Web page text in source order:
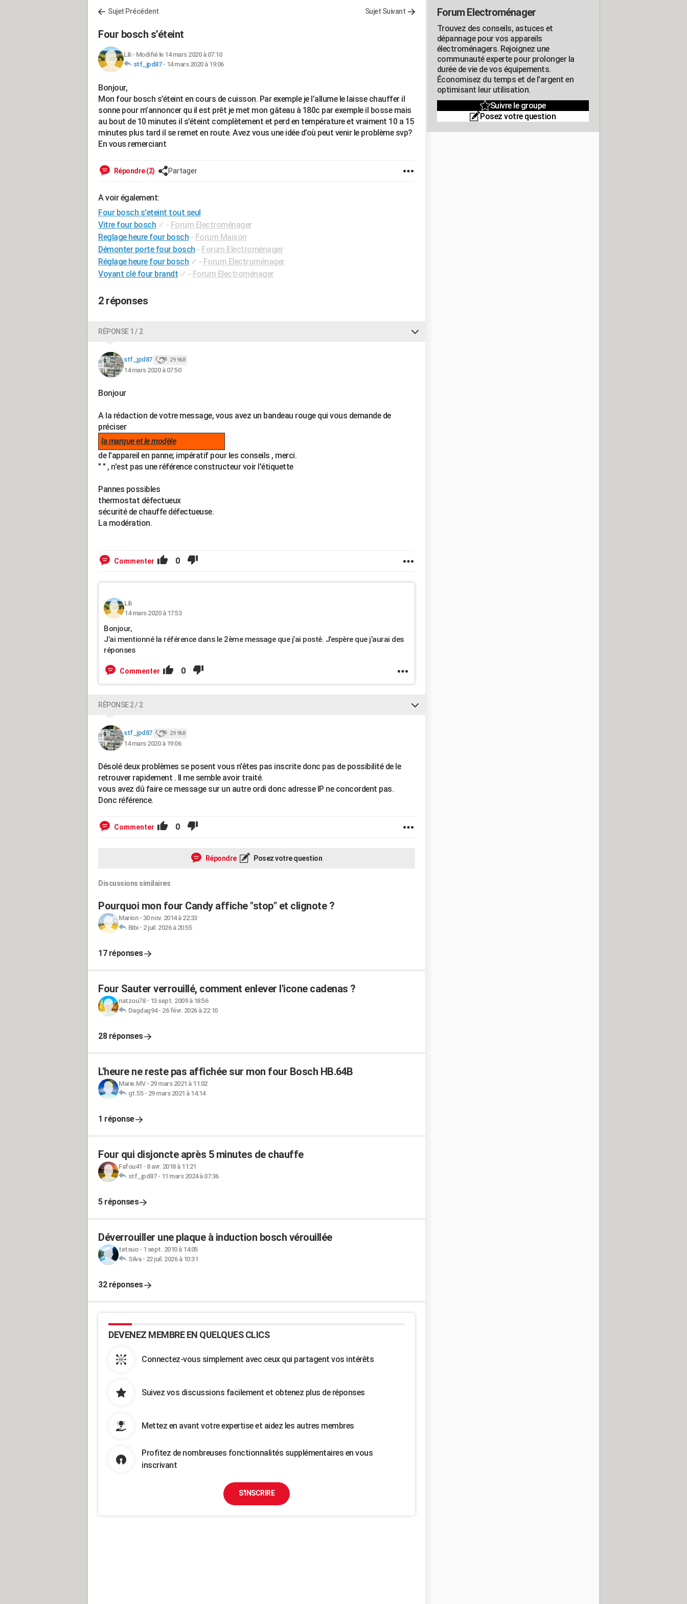
Sujet Précédent Sujet Suivant
Four bosch s’éteint
Lili- Modifié le 14 mars 2020 à 07:10
stf_jpd87- 14 mars 2020 à 19:06
Bonjour,
Mon four bosch s’éteint en cours de cuisson. Par exemple je l’allume le laisse chauffer il
sonne pour m’annoncer qu il est prêt je met mon gâteau à 180c par exemple il bosse mais
au bout de 10 minutes il s’éteint complètement et perd en température et vraiment 10 a 15
minutes plus tard il se remet en route. Avez vous une idée d’où peut venir le problème svp?
En vous remerciant
Répondre (2) Partager
A voir également:
Four bosch s'eteint tout seul
Vitre four bosch ✓ - Forum Electroménager
Reglage heure four bosch - Forum Maison
Démonter porte four bosch - Forum Electroménager
Réglage heure four bosch ✓ - Forum Electroménager
Voyant clé four brandt ✓ - Forum Electroménager
2 réponses
RÉPONSE 1 / 2
stf_jpd87 29 968
14 mars 2020 à 07:50
Bonjour
A la rédaction de votre message, vous avez un bandeau rouge qui vous demande de
préciser
la marque et le modèle
de l'appareil en panne; impératif pour les conseils , merci.
" " , n'est pas une référence constructeur voir l'étiquette
Pannes possibles
thermostat défectueux
sécurité de chauffe défectueuse.
La modération.
Commenter 0
Lili
14 mars 2020 à 17:53
Bonjour,
J’ai mentionné la référence dans le 2ème message que j’ai posté. J’espère que j’aurai des
réponses
Commenter 0
RÉPONSE 2 / 2
stf_jpd87 29 968
14 mars 2020 à 19:06
Désolé deux problèmes se posent vous n'êtes pas inscrite donc pas de possibilité de le
retrouver rapidement . Il me semble avoir traité.
vous avez dû faire ce message sur un autre ordi donc adresse IP ne concordent pas.
Donc référence.
Commenter 0
Répondre Posez votre question
Discussions similaires
Pourquoi mon four Candy affiche "stop" et clignote ?
Marion- 30 nov. 2014 à 22:33
Bibi- 2 juil. 2026 à 20:55
17 réponses
Four Sauter verrouillé, comment enlever l'icone cadenas ?
natzou78- 13 sept. 2009 à 18:56
Dagdag94- 26 févr. 2026 à 22:10
28 réponses
L'heure ne reste pas affichée sur mon four Bosch HB.64B
Marie.MV- 29 mars 2021 à 11:02
gt.55- 29 mars 2021 à 14:14
1 réponse
Four qui disjoncte après 5 minutes de chauffe
Fafou41 - 8 avr. 2018 à 11:21
stf_jpd87- 11 mars 2024 à 07:36
5 réponses
Déverrouiller une plaque à induction bosch vérouillée
tetsuo- 1 sept. 2010 à 14:05
Silva- 22 juil. 2026 à 10:31
32 réponses
DEVENEZ MEMBRE EN QUELQUES CLICS
Connectez-vous simplement avec ceux qui partagent vos intérêts
Suivez vos discussions facilement et obtenez plus de réponses
Mettez en avant votre expertise et aidez les autres membres
Profitez de nombreuses fonctionnalités supplémentaires en vous
inscrivant
S'INSCRIRE
Forum Electroménager
Trouvez des conseils, astuces et
dépannage pour vos appareils
électroménagers. Rejoignez une
communauté experte pour prolonger la
durée de vie de vos équipements.
Économisez du temps et de l'argent en
optimisant leur utilisation.
Suivre le groupe
Posez votre question